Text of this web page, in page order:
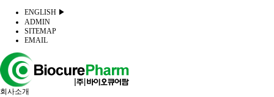
ENGLISH ▶
ADMIN
SITEMAP
EMAIL
회사소개